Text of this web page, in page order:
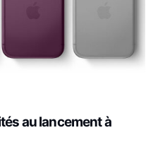
au lancement à